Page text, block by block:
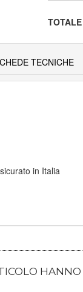
TOTALE
TECNICHE
in Italia